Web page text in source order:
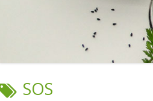
TAGI:
SOS